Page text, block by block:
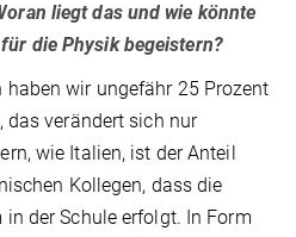
liegt das und wie könnte
die Physik begeistern?
wir ungefähr 25 Prozent
das verändert sich nur
wie Italien, ist der Anteil
Kollegen, dass die
der Schule erfolgt. In Form